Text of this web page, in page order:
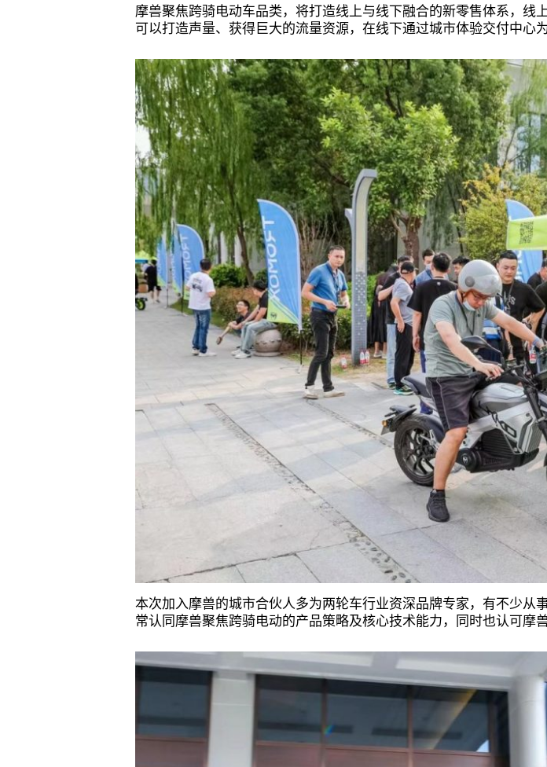
摩兽聚焦跨骑电动车品类，将打造线上与线下融合的新零售体系，
可以打造声量、获得巨大的流量资源，在线下通过城市体验交付中心
本次加入摩兽的城市合伙人多为两轮车行业资深品牌专家，有不少
常认同摩兽聚焦跨骑电动的产品策略及核心技术能力，同时也认可摩